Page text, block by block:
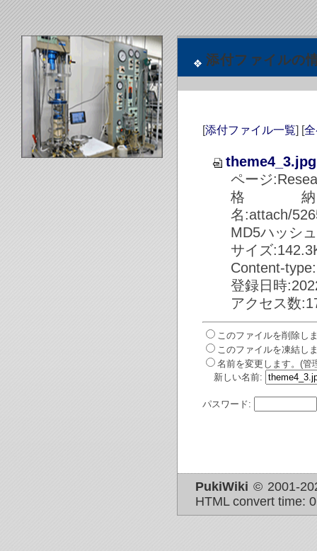
添付ファイルの
[添付ファイル一覧] [
theme4_3.jpg
ページ
格
名:attach/
MD5ハッシ
サイズ
Content-
登録日時
アクセス数
このファイルを削除し
このファイルを凍結し
名前を変更します。(管
新しい名前:
パスワード:
PukiWiki © 2001-
HTML convert time: